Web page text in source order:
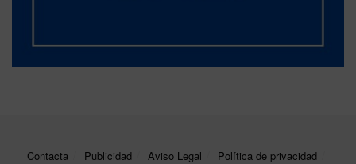
Contacta Publicidad Aviso Legal
Política de privacidad